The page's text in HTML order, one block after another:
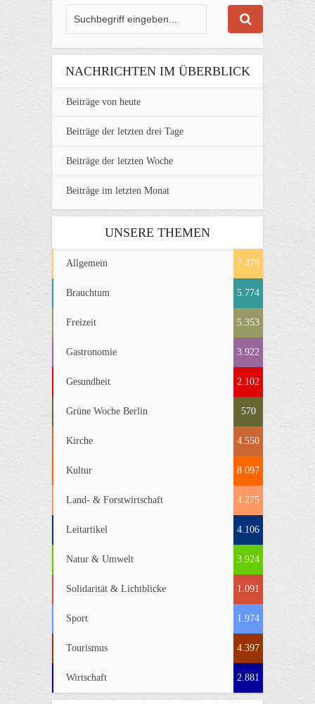
NACHRICHTEN IM ÜBERBLICK
Beiträge von heute
Beiträge der letzten drei Tage
Beiträge der letzten Woche
Beiträge im letzten Monat
UNSERE THEMEN
Allgemein 7.479
Brauchtum 5.774
Freizeit 5.353
Gastronomie 3.922
Gesundheit 2.102
Grüne Woche Berlin 570
Kirche 4.550
Kultur 8.097
Land- & Forstwirtschaft 4.275
Leitartikel 4.106
Natur & Umwelt 3.924
Solidarität & Lichtblicke 1.091
Sport 1.974
Tourismus 4.397
Wirtschaft 2.881